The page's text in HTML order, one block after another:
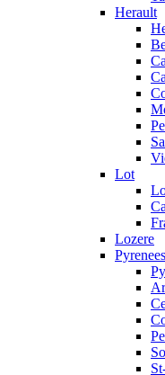
Herault
Lot
Lozere